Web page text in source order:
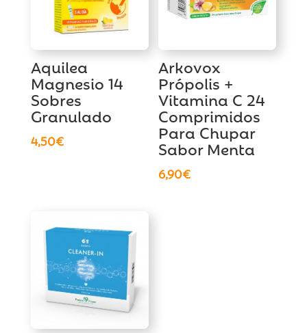
Aquilea
Magnesio 14
Sobres
Granulado
4,50€
Arkovox
Própolis +
Vitamina C 24
Comprimidos
Para Chupar
Sabor Menta
6,90€